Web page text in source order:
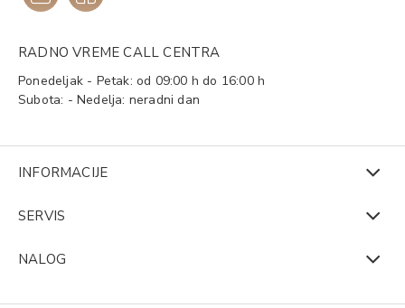
RADNO VREME CALL CENTRA
Ponedeljak - Petak: od 09:00 h do 16:00 h
Subota: - Nedelja: neradni dan
INFORMACIJE
SERVIS
NALOG